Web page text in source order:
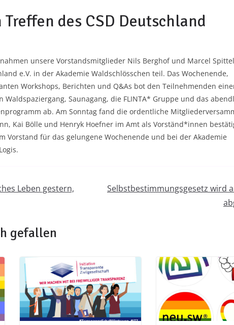
des CSD Deutschland
unsere Vorstandsmitglieder Nils Berghof und Marcel
e.V. in der Akademie Waldschlösschen teil. Das Wochenende,
Workshops, Berichten und Q&As bot den Teilnehmenden
Saunagang, die FLINTA* Gruppe und das
ab. Am Sonntag fand die ordentliche
Kai Bölle und Henryk Hoefner im Amt als Vorständ*innen
Vorstand für das gelungene Wochenende und bei der Akademie
Leben gestern,
Selbstbestimmungsgesetz wird
gefallen